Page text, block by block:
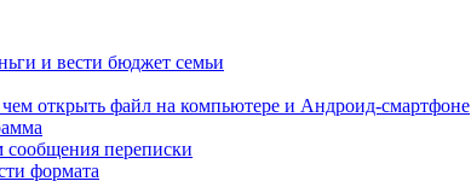
и вести бюджет семьи
открыть файл на компьютере и Андроид-смартфоне
сообщения переписки
формата